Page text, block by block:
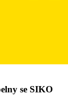
se SIKO